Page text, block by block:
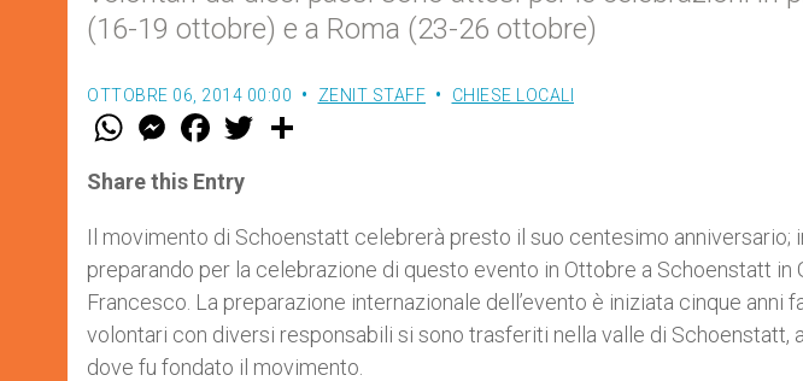
(16-19 ottobre) e a Roma (23-26 ottobre)
OTTOBRE 06, 2014 00:00 ZENIT STAFF CHIESE LOCALI
W
t
s
p
p
M
e
s
e
g
e
r
F
a
e
b
o
k
w
r
Share this Entry
Il movimento di Schoenstatt celebrerà presto il suo centesimo
preparando per la celebrazione di questo evento in Ottobre a Schoenstatt in
Francesco. La preparazione internazionale dell’evento è iniziata cinque anni
volontari con diversi responsabili si sono trasferiti nella valle di Schoenstatt,
dove fu fondato il movimento.